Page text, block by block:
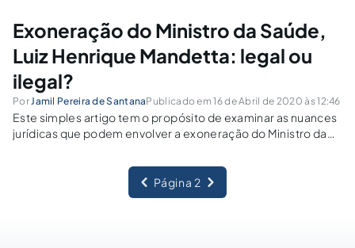
Exoneração do Ministro da Saúde,
Luiz Henrique Mandetta: legal ou
ilegal?
PorJamil Pereira de SantanaPublicado em 16 de Abril de 2020 às 12:46
Este simples artigo tem o propósito de examinar as nuances
jurídicas que podem envolver a exoneração do Ministro da
Página 2